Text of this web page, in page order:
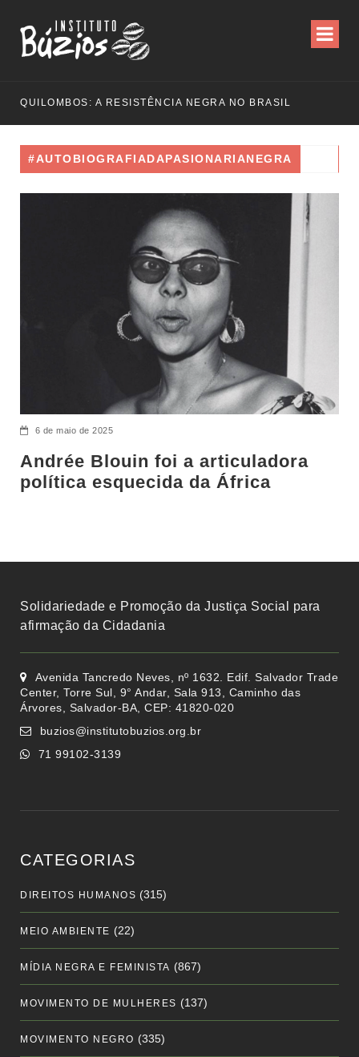
QUILOMBOS: A RESISTÊNCIA NEGRA NO BRASIL
#AUTOBIOGRAFIADAPASIONARIANEGRA
6 de maio de 2025
Andrée Blouin foi a articuladora
política esquecida da África
Solidariedade e Promoção da Justiça Social para
afirmação da Cidadania
Avenida Tancredo Neves, nº 1632. Edif. Salvador Trade
Center, Torre Sul, 9° Andar, Sala 913, Caminho das
Árvores, Salvador-BA, CEP: 41820-020
buzios@institutobuzios.org.br
71 99102-3139
CATEGORIAS
DIREITOS HUMANOS (315)
MEIO AMBIENTE (22)
MÍDIA NEGRA E FEMINISTA (867)
MOVIMENTO DE MULHERES (137)
MOVIMENTO NEGRO (335)